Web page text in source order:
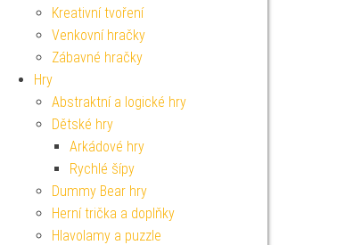
Kreativní tvoření
Venkovní hračky
Zábavné hračky
Hry
Abstraktní a logické hry
Dětské hry
Arkádové hry
Rychlé šípy
Dummy Bear hry
Herní trička a doplňky
Hlavolamy a puzzle